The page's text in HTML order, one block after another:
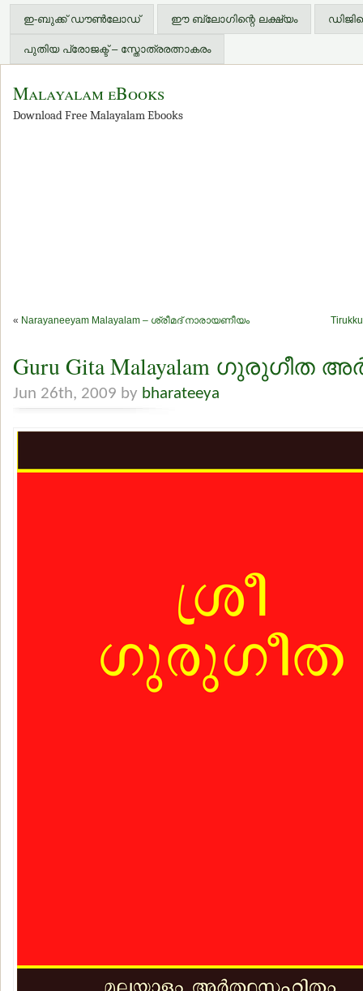
ഇ-ബുക്ക് ഡൗണ്‍ലോഡ് ഈ ബ്ലോഗിന്റെ ലക്ഷ്യം
പുതിയ പ്രോജക്ട് – സ്തോത്രരത്നാകരം
Malayalam eBooks
Download Free Malayalam Ebooks
« Narayaneeyam Malayalam – ശ്രീമദ് നാരായണീയം
Guru Gita Malayalam ഗുരുഗീത
Jun 26th, 2009 by bharateeya